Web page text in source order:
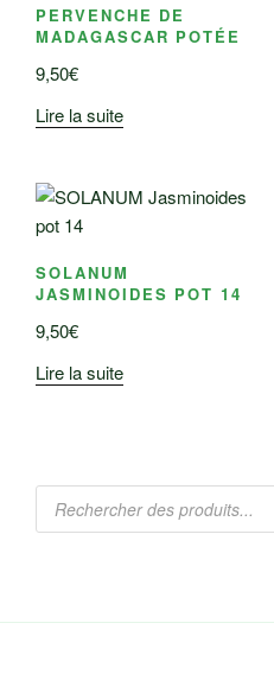
PERVENCHE DE
MADAGASCAR POTÉE
9,50€
Lire la suite
SOLANUM
JASMINOIDES POT 14
9,50€
Lire la suite
Recherche
produits